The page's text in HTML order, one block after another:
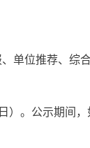
单位推荐、综
）。公示期间